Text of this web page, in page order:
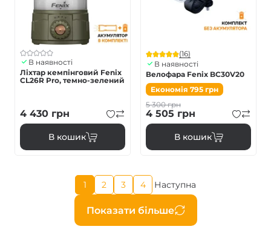
В наявності
Ліхтар кемпінговий Fenix
CL26R Pro, темно-зелений
4 430 грн
В кошик
(16)
В наявності
Велофара Fenix BC30V20
Економія 795 грн
5 300грн
4 505 грн
В кошик
Розбивка
на
сторінки
Показати більше
Поточна
сторінка
1
Page
2
Page
3
Page
4
Наступна
сторінка
Наступна